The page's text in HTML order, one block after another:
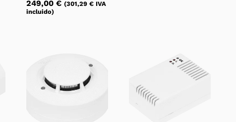
249,00€ (301,29€ IVA
incluido)